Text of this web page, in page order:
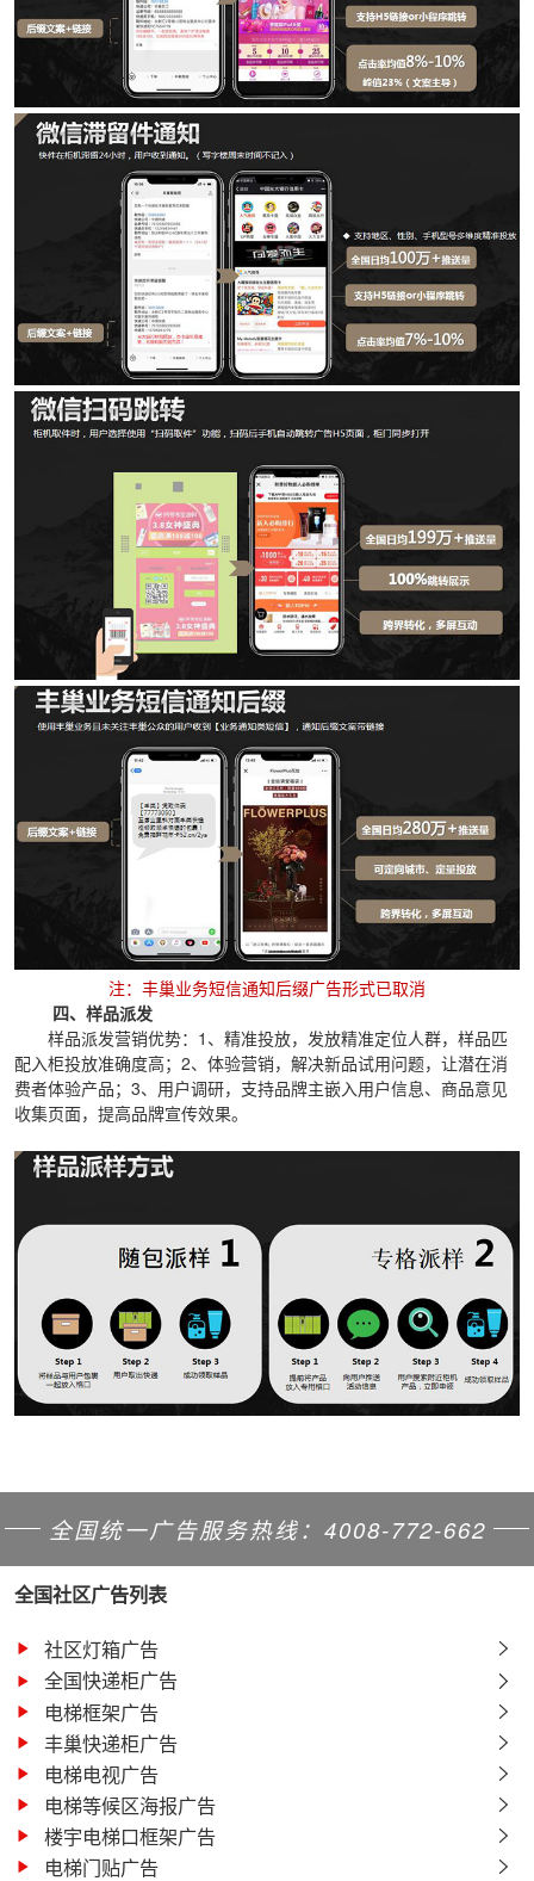
注：丰巢业务短信通知后缀广告形式已取消
四、样品派发
样品派发营销优势：1、精准投放，发放精准定位人群，样品匹
配入柜投放准确度高；2、体验营销，解决新品试用问题，让潜在消
费者体验产品；3、用户调研，支持品牌主嵌入用户信息、商品意见
收集页面，提高品牌宣传效果。
全国统一广告服务热线：4008-772-662
全国社区广告列表
社区灯箱广告
全国快递柜广告
电梯框架广告
丰巢快递柜广告
电梯电视广告
电梯等候区海报广告
楼宇电梯口框架广告
电梯门贴广告